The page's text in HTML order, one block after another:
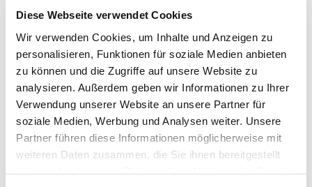
Diese Webseite verwendet Cookies
Wir verwenden Cookies, um Inhalte und Anzeigen zu
personalisieren, Funktionen für soziale Medien anbieten
zu können und die Zugriffe auf unsere Website zu
analysieren. Außerdem geben wir Informationen zu Ihrer
Verwendung unserer Website an unsere Partner für
soziale Medien, Werbung und Analysen weiter. Unsere
Partner führen diese Informationen möglicherweise mit
weiteren Daten zusammen, die Sie ihnen bereitgestellt
können ohne sichtbare Verschraubungen montiert werden und
verstärken dadurch die puristische Anmutung.
Ein weiteres Highlight: Auf Wunsch ermöglichen zwei voneinander
unabhängige integrierte, dimmbare LED-Streifen eine
Beleuchtung der Terrasse im offenen und geschlossenen Zustand
– direktes oder Ambientelicht, Sie haben die Wahl.
Weitere hochwertige Features runden die K55 ab: Das optionale
Volant-Rollo gewährleistet Privatsphäre und Blendschutz,
während der Design Heizstrahler für gemütliche Abendstunden
sorgt. Dank der WMS-Funksteuerung per App lässt sich die